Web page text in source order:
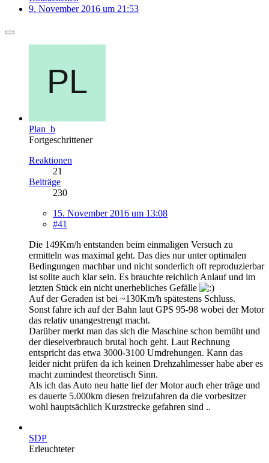
9. November 2016 um 21:53
Plan_b
Fortgeschrittener
Reaktionen
21
Beiträge
230
15. November 2016 um 13:08
#41
Die 149Km/h entstanden beim einmaligen Versuch zu
ermitteln was maximal geht. Das dies nur unter optimalen
Bedingungen machbar und nicht sonderlich oft reproduzierbar
ist sollte auch klar sein. Es brauchte reichlich Anlauf und im
letzten Stück ein nicht unerhebliches Gefälle
Auf der Geraden ist bei ~130Km/h spätestens Schluss.
Sonst fahre ich auf der Bahn laut GPS 95-98 wobei der Motor
das relativ unangestrengt macht.
Darüber merkt man das sich die Maschine schon bemüht und
der dieselverbrauch brutal hoch geht. Laut Rechnung
entspricht das etwa 3000-3100 Umdrehungen. Kann das
leider nicht prüfen da ich keinen Drehzahlmesser habe aber es
macht zumindest theoretisch Sinn.
Als ich das Auto neu hatte lief der Motor auch eher träge und
es dauerte 5.000km diesen freizufahren da die vorbesitzer
wohl hauptsächlich Kurzstrecke gefahren sind ..
SDP
Erleuchteter